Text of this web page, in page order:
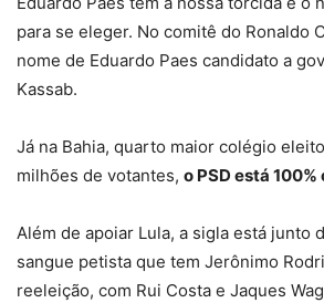
para se eleger. No comitê do Ronaldo
nome de Eduardo Paes candidato a
Kassab.
Já na Bahia, quarto maior colégio
milhões de votantes, o PSD está
Além de apoiar Lula, a sigla está junto
sangue petista que tem Jerônimo
reeleição, com Rui Costa e Jaques